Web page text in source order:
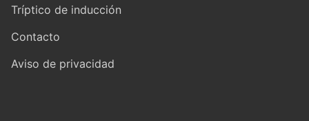
Tríptico de inducción
Contacto
Aviso de privacidad